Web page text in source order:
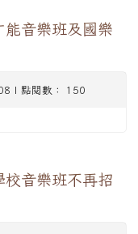
音樂班及國樂
| 點閱數： 150
音樂班不再招